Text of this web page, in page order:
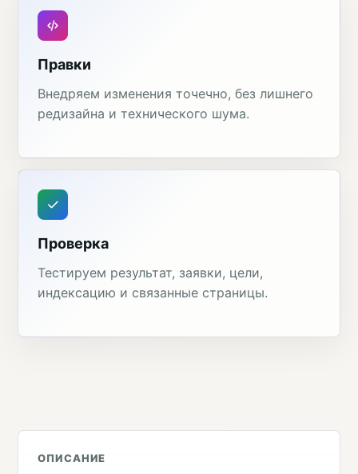
Правки
Внедряем изменения точечно, без лишнего
редизайна и технического шума.
Проверка
Тестируем результат, заявки, цели,
индексацию и связанные страницы.
ОПИСАНИЕ